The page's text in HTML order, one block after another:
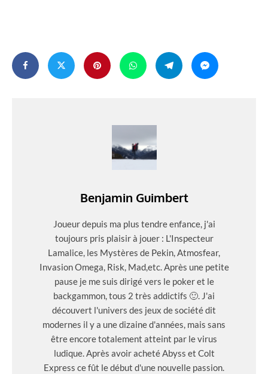
Benjamin Guimbert
Joueur depuis ma plus tendre enfance, j'ai
toujours pris plaisir à jouer : L'Inspecteur
Lamalice, les Mystères de Pekin, Atmosfear,
Invasion Omega, Risk, Mad,etc. Après une petite
pause je me suis dirigé vers le poker et le
backgammon, tous 2 très addictifs 🙂. J'ai
découvert l'univers des jeux de société dit
modernes il y a une dizaine d'années, mais sans
être encore totalement atteint par le virus
ludique. Après avoir acheté Abyss et Colt
Express ce fût le début d'une nouvelle passion.